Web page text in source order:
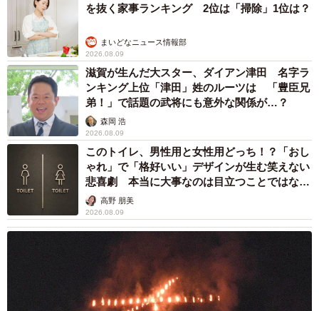
1.8キロ。人間に例えると27キロほどだ。骨と皮だけという
状態にあらためて驚きを隠せなかった。
状態の悪いうーたーを保護した時は、看取る覚悟をしました
を抜く家事ランキング 2位は「掃除」1位は？
まいどなニュース情報部
2026.08.09
滋賀が生んだ大スター、ダイアン津田 名字ラ
ンキング上位「津田」姓のルーツは 「豊臣兄
弟！」で話題の武将にも意外な関係が…？
森岡 浩
2026.08.09
このトイレ、男性用と女性用どっち！？「おし
ゃれ」で「格好いい」デザインが生む笑えない
悲喜劇 本当に大事なのは目立つことではな
く…高野 朋美
2026.08.09